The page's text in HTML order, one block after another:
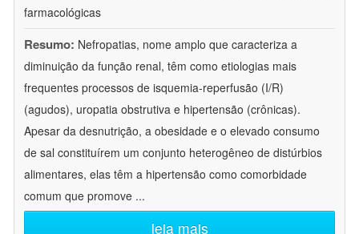
farmacológicas
Resumo: Nefropatias, nome amplo que caracteriza a
diminuição da função renal, têm como etiologias mais
frequentes processos de isquemia-reperfusão (I/R)
(agudos), uropatia obstrutiva e hipertensão (crônicas).
Apesar da desnutrição, a obesidade e o elevado consumo
de sal constituírem um conjunto heterogêneo de distúrbios
alimentares, elas têm a hipertensão como comorbidade
comum que promove ...
leia mais